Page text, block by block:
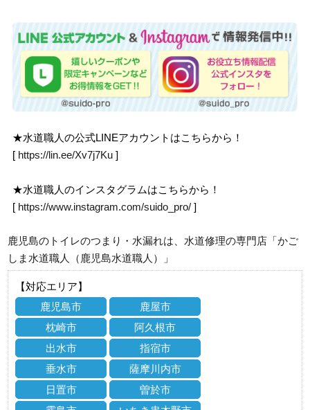
★水道職人の公式LINEアカウントはこちらから！
[ https://lin.ee/Xv7j7Ku ]
★水道職人のインスタグラムはこちらから！
[ https://www.instagram.com/suido_pro/ ]
鹿児島のトイレのつまり・水漏れは、水道修理の専門店「かご
しま水道職人（鹿児島水道職人）」
【対応エリア】
鹿児島市
鹿屋市
枕崎市
阿久根市
出水市
指宿市
垂水市
薩摩川内市
日置市
曽於市